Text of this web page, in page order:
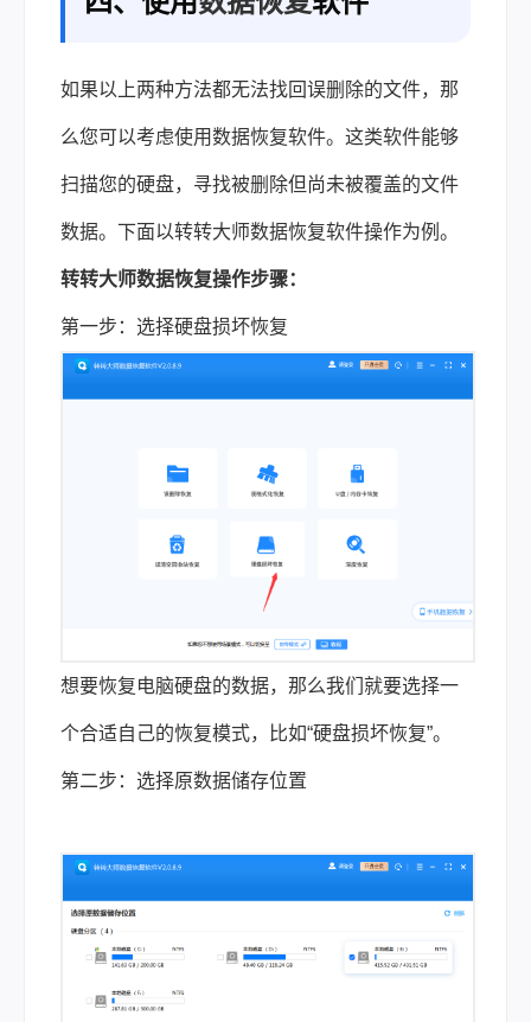
如果以上两种方法都无法找回误删除的文件，那
么您可以考虑使用数据恢复软件。这类软件能够
扫描您的硬盘，寻找被删除但尚未被覆盖的文件
数据。下面以转转大师数据恢复软件操作为例。
转转大师数据恢复操作步骤：
第一步：选择硬盘损坏恢复
想要恢复电脑硬盘的数据，那么我们就要选择一
个合适自己的恢复模式，比如“硬盘损坏恢复”。
第二步：选择原数据储存位置